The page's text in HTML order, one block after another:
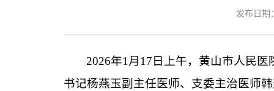
发布日
2026年1月17日上午，黄山市人民
书记杨燕玉副主任医师、支委主治医师